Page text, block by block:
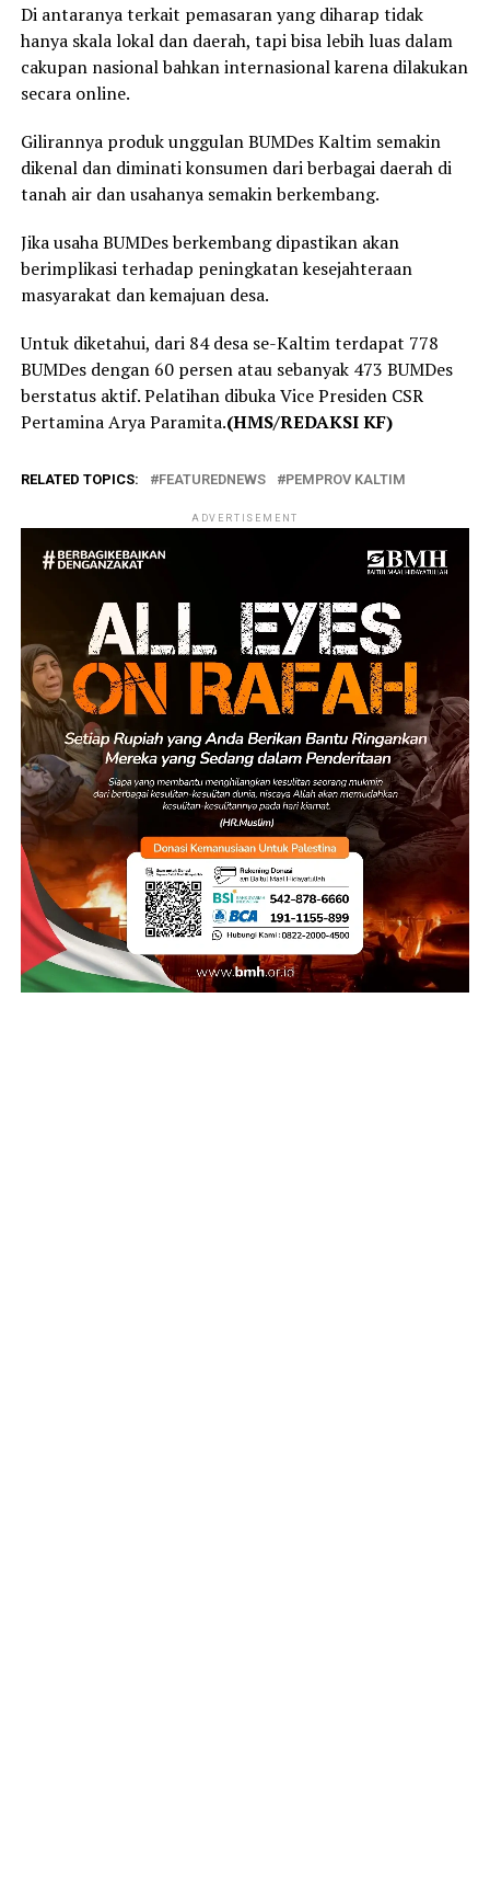
Di antaranya terkait pemasaran yang diharap tidak
hanya skala lokal dan daerah, tapi bisa lebih luas dalam
cakupan nasional bahkan internasional karena dilakukan
secara online.
Gilirannya produk unggulan BUMDes Kaltim semakin
dikenal dan diminati konsumen dari berbagai daerah di
tanah air dan usahanya semakin berkembang.
Jika usaha BUMDes berkembang dipastikan akan
berimplikasi terhadap peningkatan kesejahteraan
masyarakat dan kemajuan desa.
Untuk diketahui, dari 84 desa se-Kaltim terdapat 778
BUMDes dengan 60 persen atau sebanyak 473 BUMDes
berstatus aktif. Pelatihan dibuka Vice Presiden CSR
Pertamina Arya Paramita.(HMS/REDAKSI KF)
RELATED TOPICS: FEATUREDNEWS PEMPROV KALTIM
ADVERTISEMENT